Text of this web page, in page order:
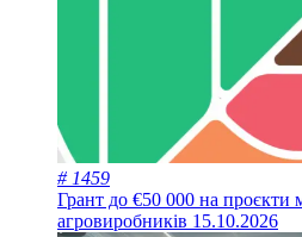
# 1459
Грант до €50 000 на проєкти
агровиробників 15.10.2026